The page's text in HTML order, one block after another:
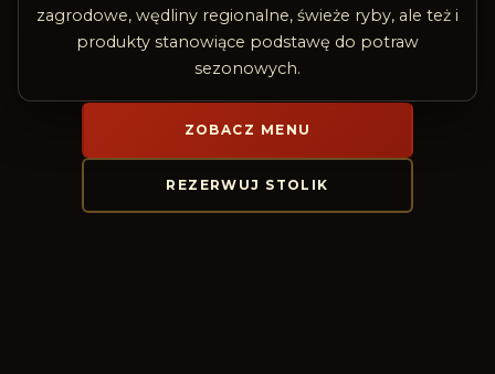
zagrodowe, wędliny regionalne, świeże ryby, ale też i
produkty stanowiące podstawę do potraw
sezonowych.
ZOBACZ MENU
REZERWUJ STOLIK